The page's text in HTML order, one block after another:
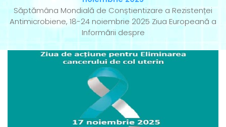
Săptămâna Mondială de Conștientizare a Rezistenței
Antimicrobiene, 18-24 noiembrie 2025 Ziua Europeană a
Informării despre